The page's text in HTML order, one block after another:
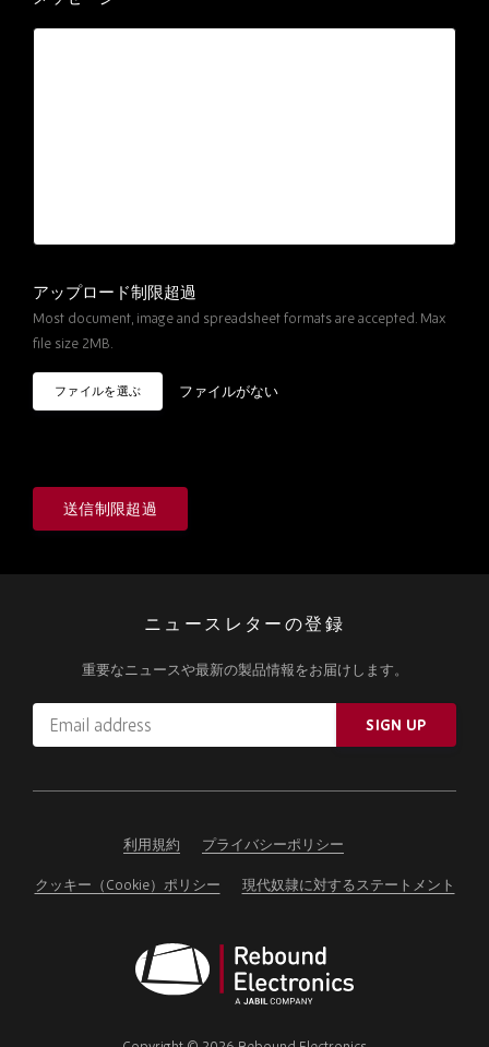
アップロード制限超過
Most document, image and spreadsheet formats are accepted. Max
file size 2MB.
ファイルを選ぶ ファイルがない
送信制限超過
ニュースレターの登録
重要なニュースや最新の製品情報をお届けします。
Email
address
ignore
SIGN UP
利用規約 プライバシーポリシー
クッキー（Cookie）ポリシー 現代奴隷に対するステートメント